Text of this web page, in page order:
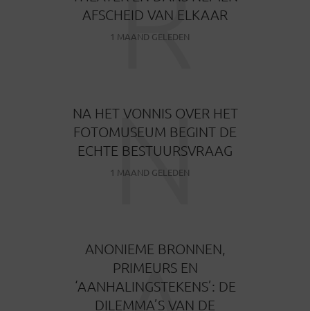
AFSCHEID VAN ELKAAR
1 MAAND GELEDEN
NA HET VONNIS OVER HET
FOTOMUSEUM BEGINT DE
ECHTE BESTUURSVRAAG
1 MAAND GELEDEN
N
ANONIEME BRONNEN,
PRIMEURS EN
‘AANHALINGSTEKENS’: DE
DILEMMA’S VAN DE